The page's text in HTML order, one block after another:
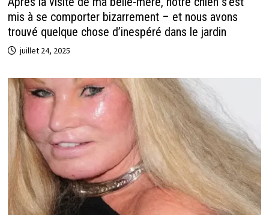
mis à se comporter bizarrement – et nous avons
trouvé quelque chose d’inespéré dans le jardin
juillet 24, 2025